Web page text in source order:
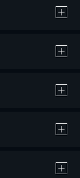
品の購入 / レンタルです。